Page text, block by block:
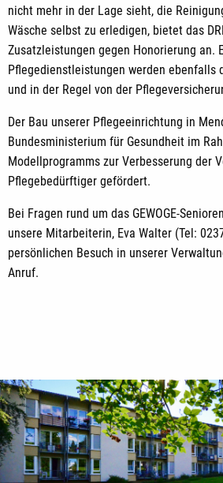
nicht mehr in der Lage sieht, die
Wäsche selbst zu erledigen, bietet das
Zusatzleistungen gegen Honorierung an.
Pflegedienstleistungen werden ebenfalls
und in der Regel von der
Der Bau unserer Pflegeeinrichtung in
Bundesministerium für Gesundheit im
Modellprogramms zur Verbesserung der
Pflegebedürftiger gefördert.
Bei Fragen rund um das GEWOGE-
unsere Mitarbeiterin, Eva Walter (Tel:
persönlichen Besuch in unserer
Anruf.